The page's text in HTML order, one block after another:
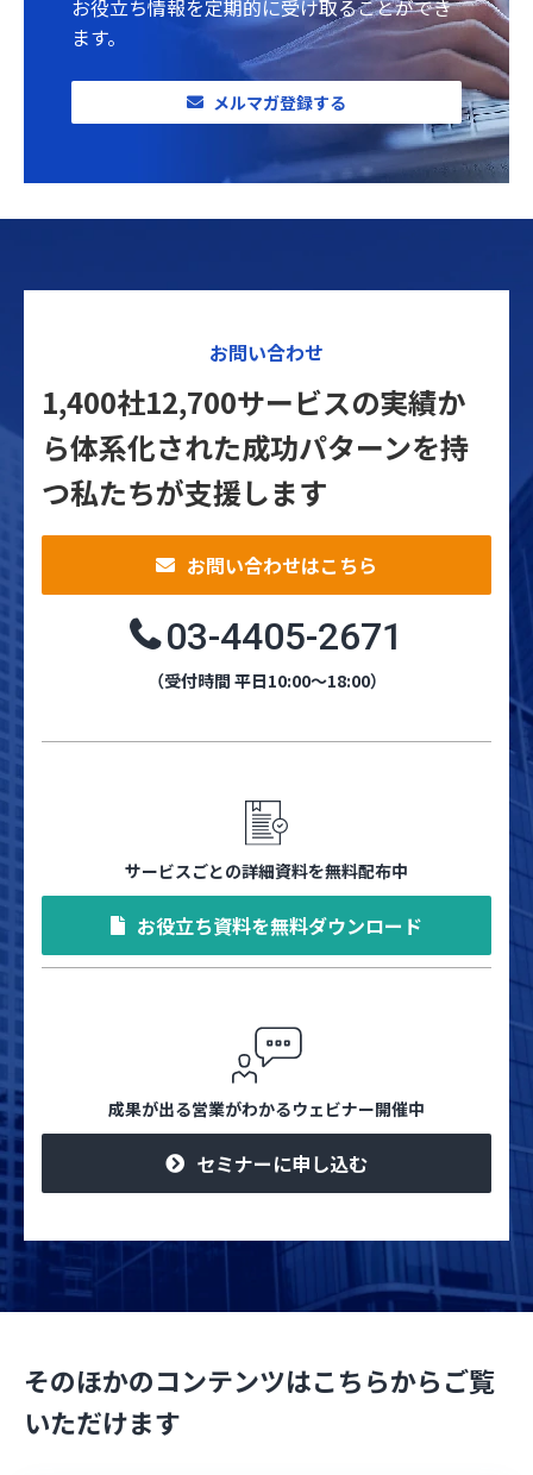
お役立ち情報を定期的に受け取ることができ
ます。
メルマガ登録する
お問い合わせ
1,400社12,700サービスの実績か
ら体系化された成功パターンを持
つ私たちが支援します
お問い合わせはこちら
03-4405-2671
（受付時間 平日10:00～18:00）
サービスごとの詳細資料を無料配布中
お役立ち資料を無料ダウンロード
成果が出る営業がわかるウェビナー開催中
セミナーに申し込む
そのほかのコンテンツはこちらからご覧
いただけます